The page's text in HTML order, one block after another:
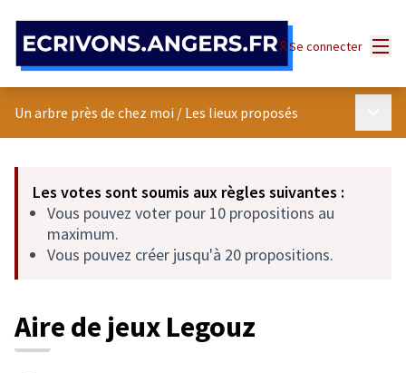
Se connecter
Un arbre près de chez moi / Les lieux proposés
Les votes sont soumis aux règles suivantes :
Vous pouvez voter pour 10 propositions au
maximum.
Vous pouvez créer jusqu'à 20 propositions.
Aire de jeux Legouz